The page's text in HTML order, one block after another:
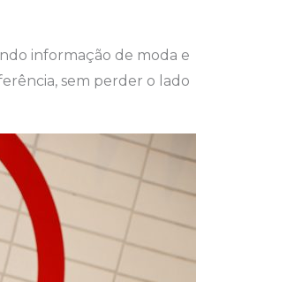
informação de moda e
sem perder o lado